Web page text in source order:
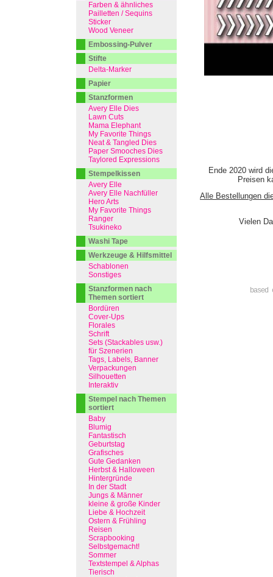
Ende 2020 wird
Preisen
Alle Bestellungen
Vielen
Farben & ähnliches
Pailletten / Sequins
Sticker
Wood Veneer
Embossing-Pulver
Stifte
Delta-Marker
Papier
Stanzformen
Avery Elle Dies
Lawn Cuts
Mama Elephant
My Favorite Things
Neat & Tangled Dies
Paper Smooches Dies
Taylored Expressions
Stempelkissen
Avery Elle
Avery Elle Nachfüller
Hero Arts
My Favorite Things
Ranger
Tsukineko
Washi Tape
Werkzeuge & Hilfsmittel
Schablonen
Sonstiges
Stanzformen nach
Themen sortiert
Bordüren
Cover-Ups
Florales
Schrift
Sets (Stackables usw.)
für Szenerien
Tags, Labels, Banner
Verpackungen
Silhouetten
Interaktiv
Stempel nach Themen
sortiert
Baby
Blumig
Fantastisch
Geburtstag
Grafisches
Gute Gedanken
Herbst & Halloween
Hintergründe
In der Stadt
Jungs & Männer
kleine & große Kinder
Liebe & Hochzeit
Ostern & Frühling
Reisen
Scrapbooking
Selbstgemacht!
Sommer
Textstempel & Alphas
Tierisch